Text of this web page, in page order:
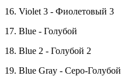
16. Violet 3 - Фиолетовый 3
17. Blue - Голубой
18. Blue 2 - Голубой 2
19. Blue Gray - Серо-Голубой